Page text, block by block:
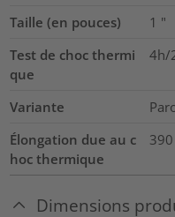
Taille (en pouces) 1 "
Test de choc thermi
que
4h/
Variante
Élongation due au c
hoc thermique
390
Dimensions